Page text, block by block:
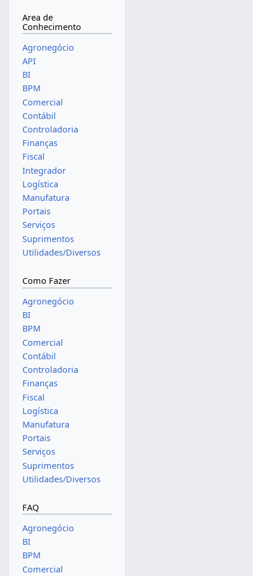
Area de
Conhecimento
Agronegócio
API
BI
BPM
Comercial
Contábil
Controladoria
Finanças
Fiscal
Integrador
Logística
Manufatura
Portais
Serviços
Suprimentos
Utilidades/Diversos
Como Fazer
Agronegócio
BI
BPM
Comercial
Contábil
Controladoria
Finanças
Fiscal
Logística
Manufatura
Portais
Serviços
Suprimentos
Utilidades/Diversos
FAQ
Agronegócio
BI
BPM
Comercial